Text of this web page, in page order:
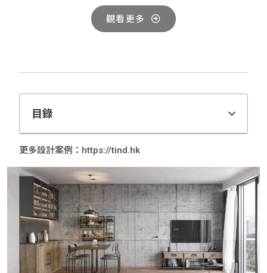
觀看更多
目錄
更多設計案例：https://tind.hk